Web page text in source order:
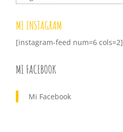
MI INSTAGRAM
[instagram-feed num=6 cols=2]
MI FACEBOOK
Mi Facebook